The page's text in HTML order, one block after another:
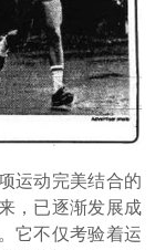
运动完美结合的
，已逐渐发展成
它不仅考验着运